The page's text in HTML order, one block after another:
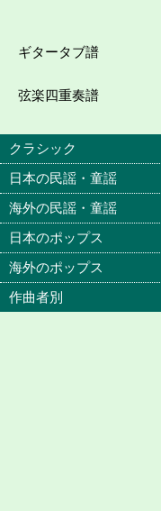
ギタータブ譜
弦楽四重奏譜
クラシック
日本の民謡・童謡
海外の民謡・童謡
日本のポップス
海外のポップス
作曲者別